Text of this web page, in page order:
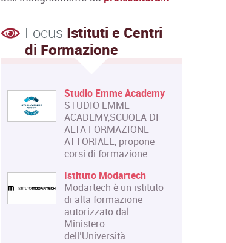
Focus Istituti e Centri
di Formazione
Studio Emme Academy
STUDIO EMME
ACADEMY,SCUOLA DI
ALTA FORMAZIONE
ATTORIALE, propone
corsi di formazione…
Istituto Modartech
Modartech è un istituto
di alta formazione
autorizzato dal
Ministero
dell’Università…